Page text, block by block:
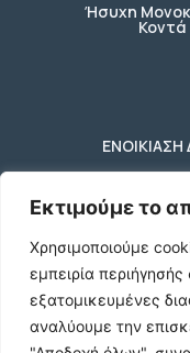
Εκτιμούμε το
Χρησιμοποιούμε
εμπειρία
εξατομικευμένες
αναλύουμε την
Ήσυχη
Κωδικος